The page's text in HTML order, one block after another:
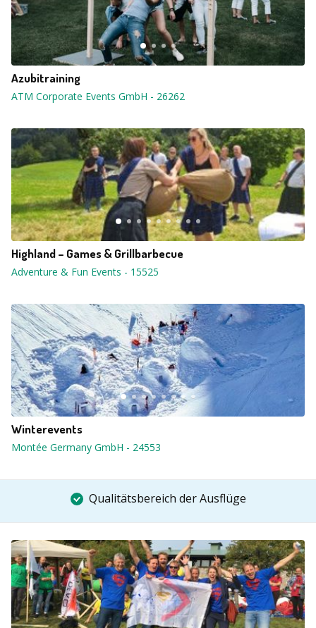
Azubitraining
ATM Corporate Events GmbH - 26262
Highland – Games & Grillbarbecue
Adventure & Fun Events - 15525
Winterevents
Montée Germany GmbH - 24553
Qualitätsbereich der Ausflüge